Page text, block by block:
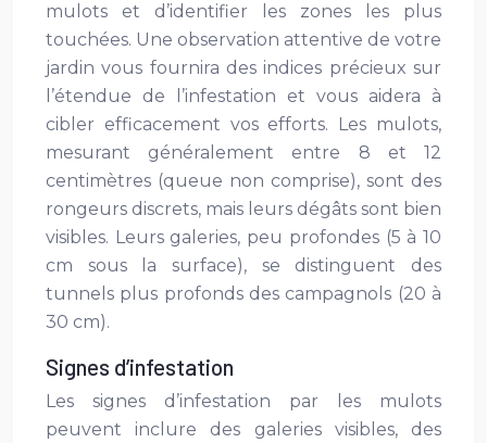
mulots et d’identifier les zones les plus
touchées. Une observation attentive de votre
jardin vous fournira des indices précieux sur
l’étendue de l’infestation et vous aidera à
cibler efficacement vos efforts. Les mulots,
mesurant généralement entre 8 et 12
centimètres (queue non comprise), sont des
rongeurs discrets, mais leurs dégâts sont bien
visibles. Leurs galeries, peu profondes (5 à 10
cm sous la surface), se distinguent des
tunnels plus profonds des campagnols (20 à
30 cm).
Signes d’infestation
Les signes d’infestation par les mulots
peuvent inclure des galeries visibles, des